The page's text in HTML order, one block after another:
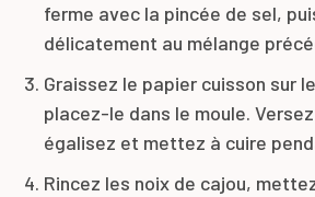
ferme avec la pincée de sel,
délicatement au mélange
Graissez le papier cuisson sur
placez-le dans le moule.
égalisez et mettez à cuire
Rincez les noix de cajou,